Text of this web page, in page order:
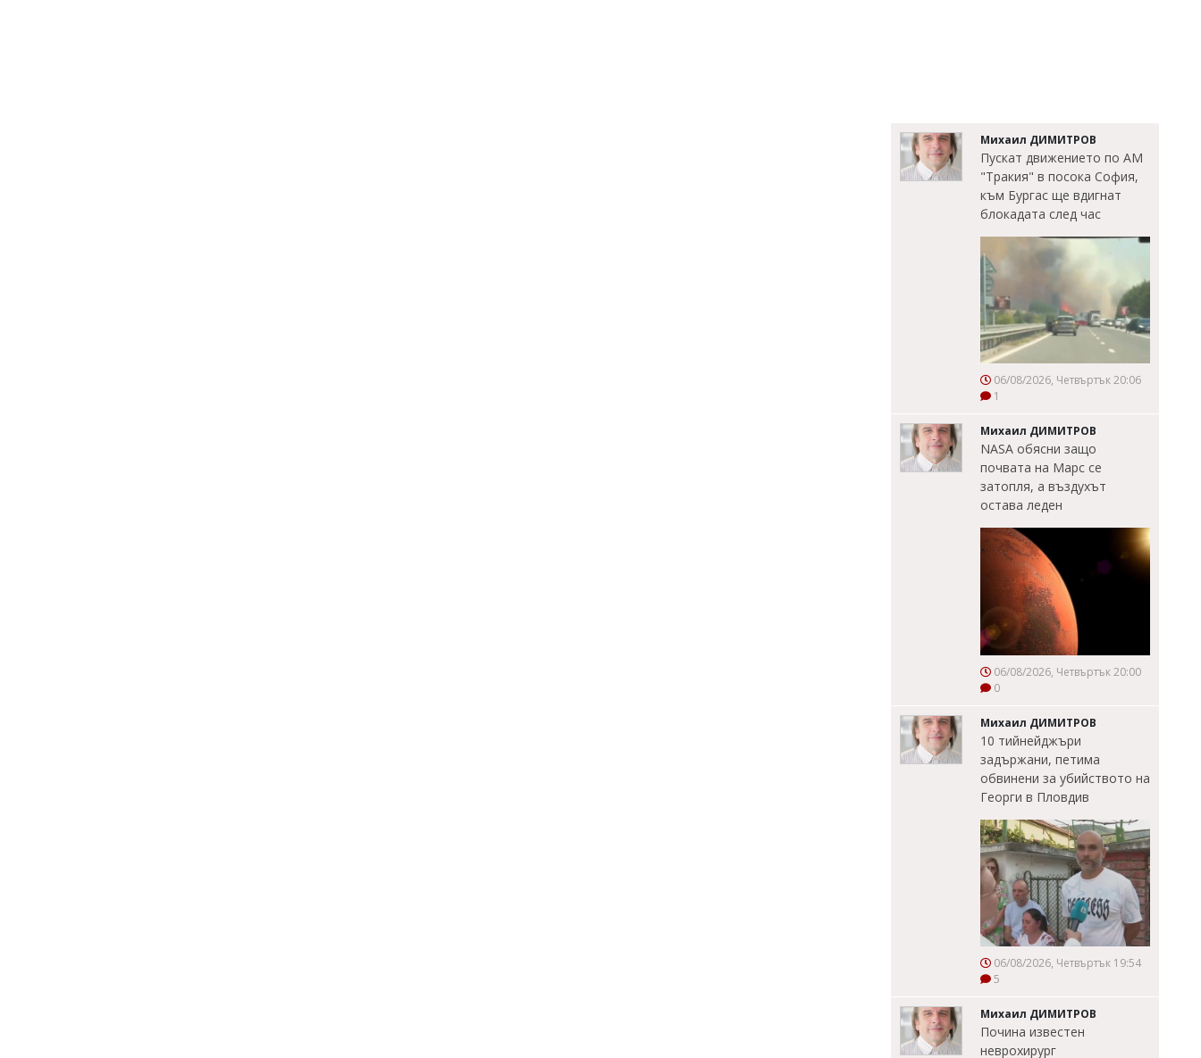
Михаил ДИМИТРОВ
Пускат движението по АМ
"Тракия" в посока София,
към Бургас ще вдигнат
блокадата след час
06/08/2026, Четвъртък 20:06
1
Михаил ДИМИТРОВ
NASA обясни защо
почвата на Марс се
затопля, а въздухът
остава леден
06/08/2026, Четвъртък 20:00
0
Михаил ДИМИТРОВ
10 тийнейджъри
задържани, петима
обвинени за убийството на
Георги в Пловдив
06/08/2026, Четвъртък 19:54
5
Михаил ДИМИТРОВ
Почина известен
неврохирург